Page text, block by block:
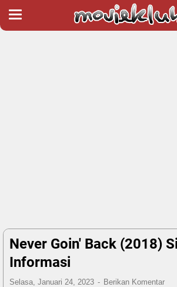
Never Goin' Back (2018)
Informasi
Selasa, Januari 24, 2023 Berikan Komentar